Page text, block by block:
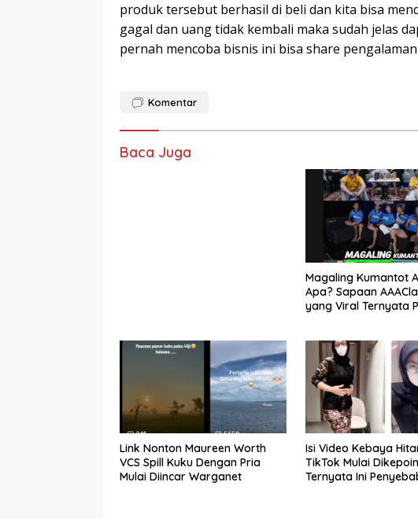
produk tersebut berhasil di beli dan kita bisa
gagal dan uang tidak kembali maka sudah jelas
pernah mencoba bisnis ini bisa share
Komentar
Baca Juga
Magaling Kumantot
Apa? Sapaan
yang Viral Ternyata
Link Nonton Maureen Worth
VCS Spill Kuku Dengan Pria
Mulai Diincar Warganet
Isi Video Kebaya
TikTok Mulai
Ternyata Ini